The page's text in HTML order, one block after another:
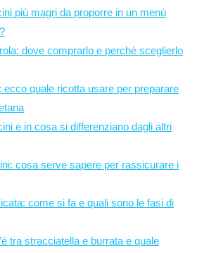
più magri da proporre in un menù
dove comprarlo e perché sceglierlo
ecco quale ricotta usare per preparare
e in cosa si differenziano dagli altri
cosa serve sapere per rassicurare i
come si fa e quali sono le fasi di
tra stracciatella e burrata e quale